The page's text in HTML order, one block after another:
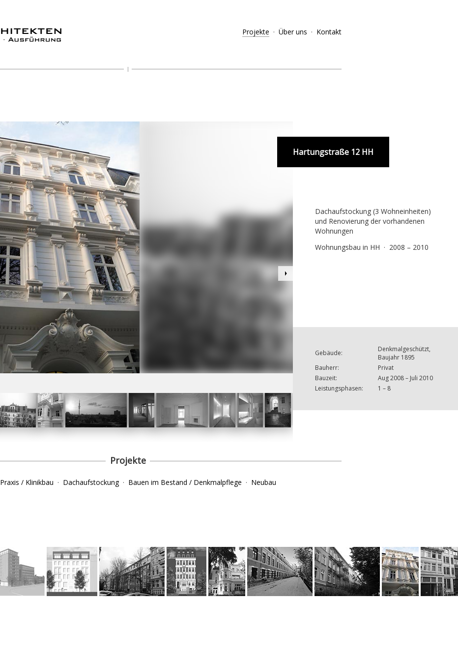
Projekte · Über uns · Kontakt
Hartungstraße 12 HH
Dachaufstockung (3 Wohneinheiten)
und Renovierung der vorhandenen
Wohnungen
Wohnungsbau in HH · 2008 – 2010
Gebäude:
Denkmalgeschützt,
Baujahr 1895
Bauherr:
Privat
Bauzeit:
Aug 2008 – Juli 2010
Leistungsphasen:
1 – 8
Projekte
Praxis / Klinikbau · Dachaufstockung · Bauen im Bestand / Denkmalpflege · Neubau